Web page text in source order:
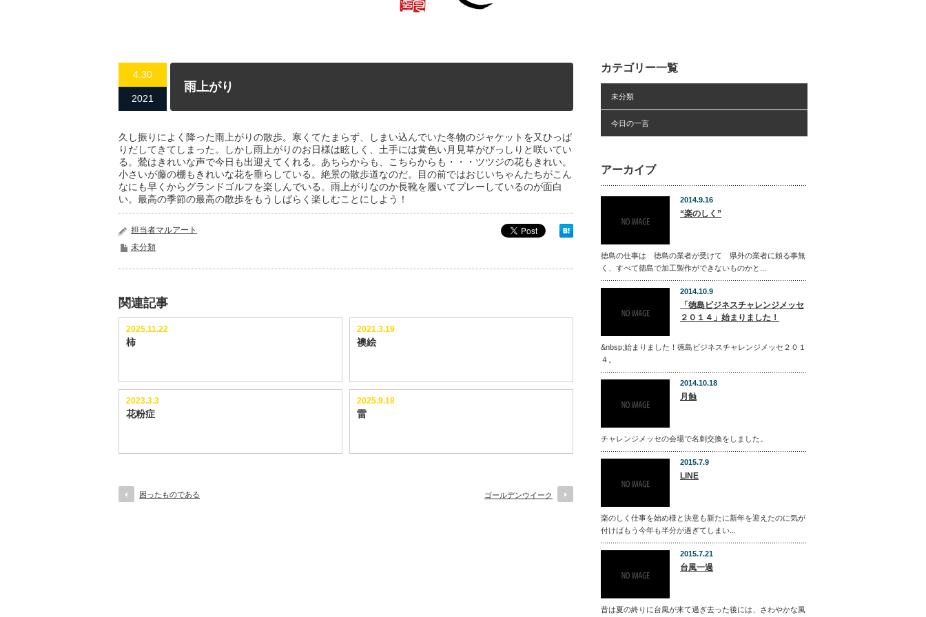
4.30
2021
雨上がり
久し振りによく降った雨上がりの散歩。寒くてたまらず、しまい込んでいた冬物のジャケットを又ひっぱ
りだしてきてしまった。しかし雨上がりのお日様は眩しく、土手には黄色い月見草がびっしりと咲いてい
る。鶯はきれいな声で今日も出迎えてくれる。あちらからも、こちらからも・・・ツツジの花もきれい。
小さいが藤の棚もきれいな花を垂らしている。絶景の散歩道なのだ。目の前ではおじいちゃんたちがこん
なにも早くからグランドゴルフを楽しんでいる。雨上がりなのか長靴を履いてプレーしているのが面白
い。最高の季節の最高の散歩をもうしばらく楽しむことにしよう！
担当者マルアート
未分類
関連記事
2025.11.22
柿
2021.3.19
襖絵
2023.3.3
花粉症
2025.9.18
雷
困ったものである ゴールデンウイーク
カテゴリー一覧
未分類
今日の一言
アーカイブ
2014.9.16
“楽のしく”
徳島の仕事は 徳島の業者が受けて 県外の業者に頼る事無
く、すべて徳島で加工製作ができないものかと...
2014.10.9
「徳島ビジネスチャレンジメッセ
２０１４」始まりました！
&nbsp;始まりました！徳島ビジネスチャレンジメッセ２０１
４。
2014.10.18
月蝕
チャレンジメッセの会場で名刺交換をしました。
2015.7.9
LINE
楽のしく仕事を始め様と決意も新たに新年を迎えたのに気が
付けばもう今年も半分が過ぎてしまい...
2015.7.21
台風一過
昔は夏の終りに台風が来て過ぎ去った後には、さわやかな風